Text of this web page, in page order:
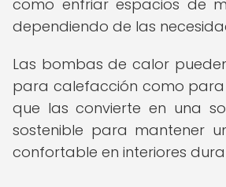
como enfriar espacios de
dependiendo de las
Las bombas de calor
para calefacción como para
que las convierte en una
sostenible para mantener
confortable en interiores